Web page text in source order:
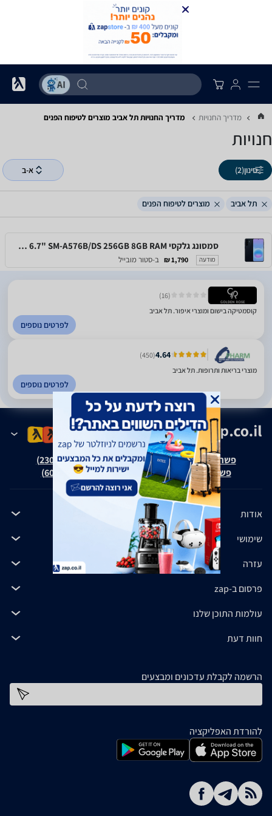
מדריך החנויות מדריך החנויות ‏תל אביב ‏מוצרים לטיפוח הפנים
חנויות
סינון(2) א-ב
תל אביב מוצרים לטיפוח הפנים
סמסונג גלקסי Samsung Galaxy A57 5G 6.7" SM-A576B/DS 256GB 8GB RAM
מודעה 1,790 ₪ ב-סטור מובייל
(16)
קוסמטיקה בישום ומוצרי איפור. תל אביב
לפרטים נוספים
4.64
(450)
מוצרי בריאות ותרופות. תל אביב
לפרטים נוספים
פשרה בת"צ אבנצ'יק נ' זאפ גרופ (ת"צ 23008-08-20)
פשרה בת"צ כהנים נ' זאפ גרופ (ת"צ 60371-12-19)
אודות
שימושי
עזרה
פרסום ב-zap
עולמות התוכן שלנו
חוות דעת
הרשמה לקבלת עדכונים ומבצעים
להורדת האפליקציה